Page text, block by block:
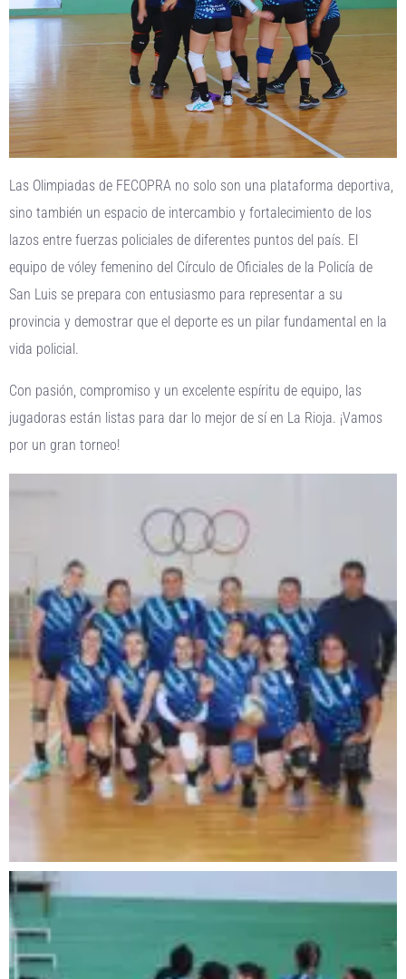
Las Olimpiadas de FECOPRA no solo son una plataforma deportiva,
sino también un espacio de intercambio y fortalecimiento de los
lazos entre fuerzas policiales de diferentes puntos del país. El
equipo de vóley femenino del Círculo de Oficiales de la Policía de
San Luis se prepara con entusiasmo para representar a su
provincia y demostrar que el deporte es un pilar fundamental en la
vida policial.
Con pasión, compromiso y un excelente espíritu de equipo, las
jugadoras están listas para dar lo mejor de sí en La Rioja. ¡Vamos
por un gran torneo!